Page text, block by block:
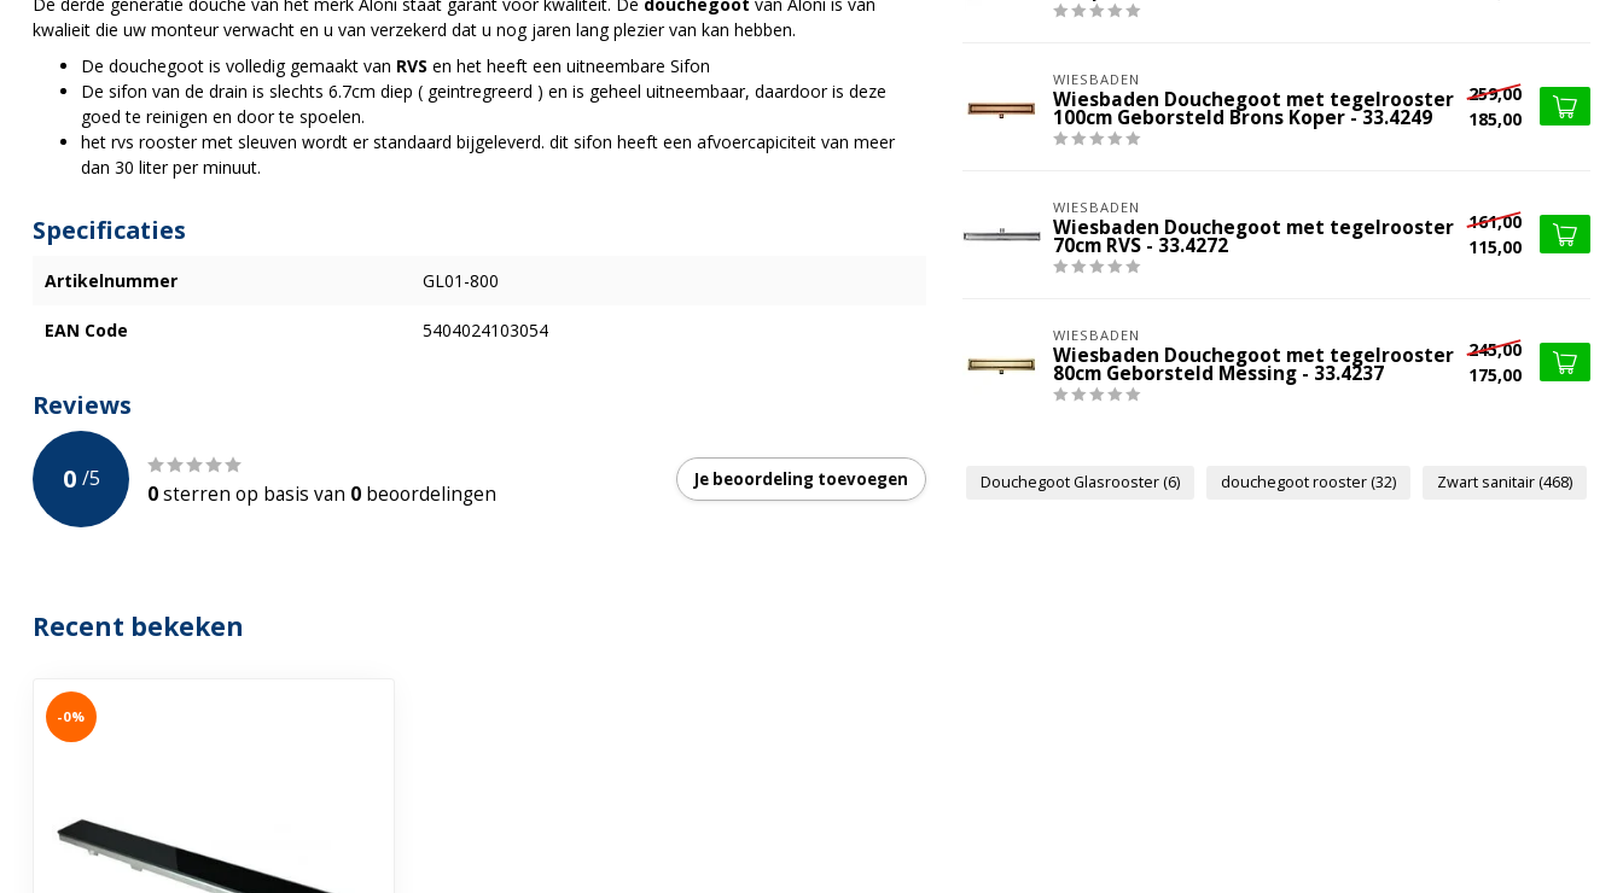
kwalieit die uw monteur verwacht en u van verzekerd dat u nog jaren lang plezier van kan hebben.
De douchegoot is volledig gemaakt van RVS en het heeft een uitneembare Sifon
De sifon van de drain is slechts 6.7cm diep ( geintregreerd ) en is geheel uitneembaar, daardoor is deze
goed te reinigen en door te spoelen.
het rvs rooster met sleuven wordt er standaard bijgeleverd. dit sifon heeft een afvoercapiciteit van meer
dan 30 liter per minuut.
Specificaties
Artikelnummer GL01-800
EAN Code 5404024103054
Reviews
0 /5
0sterren op basis van 0 beoordelingen
Je beoordeling toevoegen
WIESBADEN
Wiesbaden Douchegoot met tegelrooster
100cm Geborsteld Brons Koper - 33.4249
259,00
185,00
WIESBADEN
Wiesbaden Douchegoot met tegelrooster
70cm RVS - 33.4272
161,00
115,00
WIESBADEN
Wiesbaden Douchegoot met tegelrooster
80cm Geborsteld Messing - 33.4237
245,00
175,00
Douchegoot Glasrooster(6) douchegoot rooster(32) Zwart sanitair(468)
Recent bekeken
-0%